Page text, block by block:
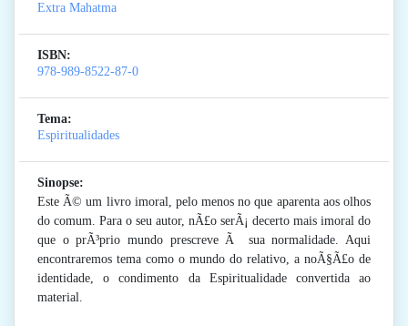
Extra Mahatma
ISBN:
978-989-8522-87-0
Tema:
Espiritualidades
Sinopse:
Este Ã© um livro imoral, pelo menos no que aparenta aos olhos
do comum. Para o seu autor, nÃ£o serÃ¡ decerto mais imoral do
que o prÃ³prio mundo prescreve Ã sua normalidade. Aqui
encontraremos tema como o mundo do relativo, a noÃ§Ã£o de
identidade, o condimento da Espiritualidade convertida ao
material.